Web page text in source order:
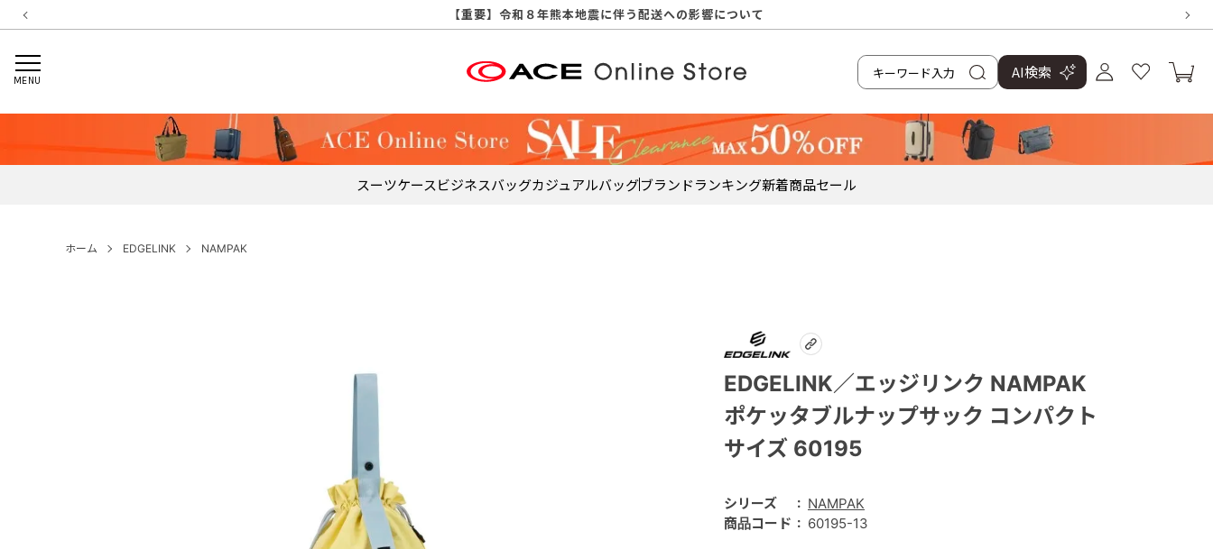
【重要】8/11（火・祝）休業及び配送スケジュールについて
【重要】令和８年熊本地震に伴う配送への影響について
【重要】納品書・領収書ペーパーレス化（電子化）のお知らせ
【重要】天候不良や交通状況・物量増等に伴う配送への影響について
【重要】悪質な詐欺サイトにご注意ください
【重要】各種メールが届かない場合に関しまして
【重要】お問い合わせのご対応に関しまして
【重要】SNSのなりすまし詐欺にご注意ください
MENU AI検索
スーツケースビジネスバッグカジュアルバッグブランドランキング新着商品セール
ホーム EDGELINK NAMPAK
EDGELINK／エッジリンク NAMPAK
ポケッタブルナップサック コンパクト
サイズ 60195
シリーズ NAMPAK
商品コード 60195-13